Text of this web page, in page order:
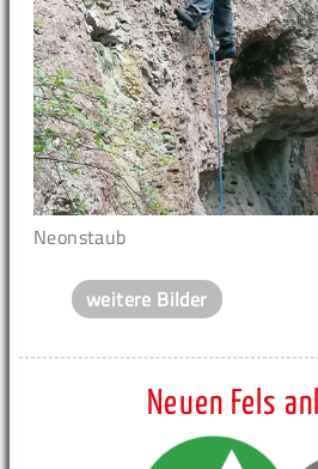
Neonstaub
weitere Bilder
Neuen Fels